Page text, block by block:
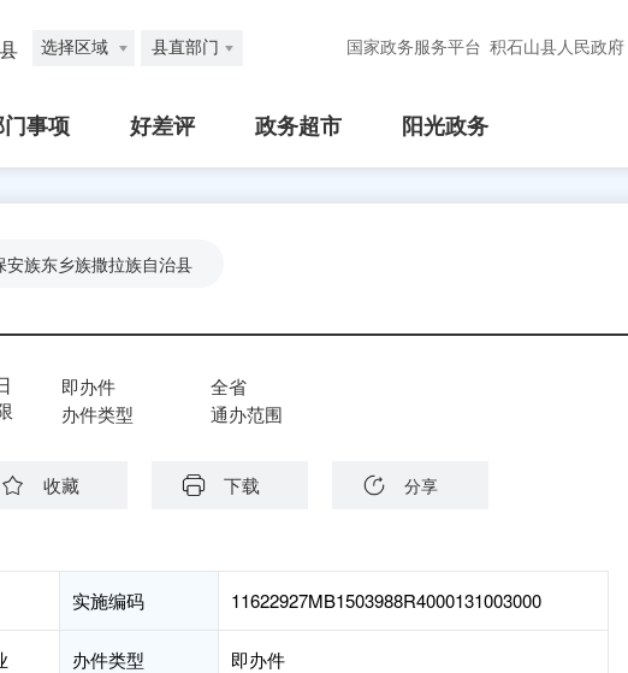
选择区域 县直部门 国家政务服务平台 积石山县人民政府
门事项 好差评 政务超市 阳光政务
安族东乡族撒拉族自治县
即办件
办件类型
全省
通办范围
收藏 下载 分享
实施编码 11622927MB1503988R4000131003000
办件类型 即办件